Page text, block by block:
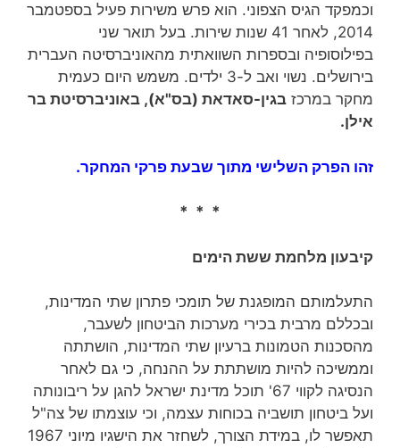
וכמפקד הגיס הצפוני. הוא פרש משירות פעיל בספטמבר
2014, לאחר 41 שנות שירות‏. בעל תואר שני
בפילוסופיה ובספרות השוואתית מהאוניברסיטה העברית
בירושלים. נשוי ואב ל-3 ילדים. משמש היום כעמית
מחקר במרכז בגין-סאדאת (בס"א), באוניברסיטת בר
אילן.
זהו הפרק השלישי מתוך שבעת פרקי המחקר.
* * *
קיבעון מלחמת ששת הימים
התעלמותם המופגנת של תומכי פתרון שתי המדינות,
ובכללם מרבית בכירי מערכות הביטחון לשעבר,
מהסכנות הטמונות ברעיון שתי המדינות, הושתתה
וממשיכה להיות מושתתת על ההנחה, כי גם לאחר
הנסיגה לקווי 67' תוכל מדינת ישראל להגן על ריבונותה
ועל ביטחון תושביה בכוחות עצמה, וכי עוצמתו של צה"ל
תאפשר לו, במידת הצורך, לשחזר את הישגיו מיוני 1967